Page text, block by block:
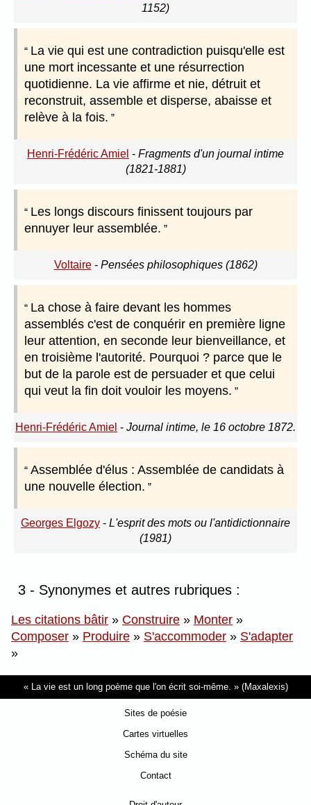
1152)
La vie qui est une contradiction puisqu'elle est
une mort incessante et une résurrection
quotidienne. La vie affirme et nie, détruit et
reconstruit, assemble et disperse, abaisse et
relève à la fois.
Henri-Frédéric Amiel - Fragments d'un journal intime
(1821-1881)
Les longs discours finissent toujours par
ennuyer leur assemblée.
Voltaire- Pensées philosophiques (1862)
La chose à faire devant les hommes
assemblés c'est de conquérir en première ligne
leur attention, en seconde leur bienveillance, et
en troisième l'autorité. Pourquoi ? parce que le
but de la parole est de persuader et que celui
qui veut la fin doit vouloir les moyens.
Henri-Frédéric Amiel - Journal intime, le 16 octobre 1872.
Assemblée d'élus : Assemblée de candidats à
une nouvelle élection.
Georges Elgozy - L'esprit des mots ou l'antidictionnaire
(1981)
3 - Synonymes et autres rubriques :
Les citations bâtir » Construire » Monter »
Composer » Produire » S'accommoder » S'adapter
»
La vie est un long poème que l'on écrit soi-même. (Maxalexis)
Sites de poésie
Cartes virtuelles
Schéma du site
Contact